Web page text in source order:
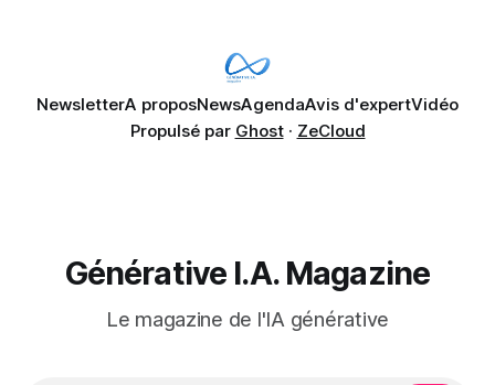
NewsletterA proposNewsAgendaAvis d'expertVidéo
Propulsé par Ghost· ZeCloud
Générative I.A. Magazine
Le magazine de l'IA générative